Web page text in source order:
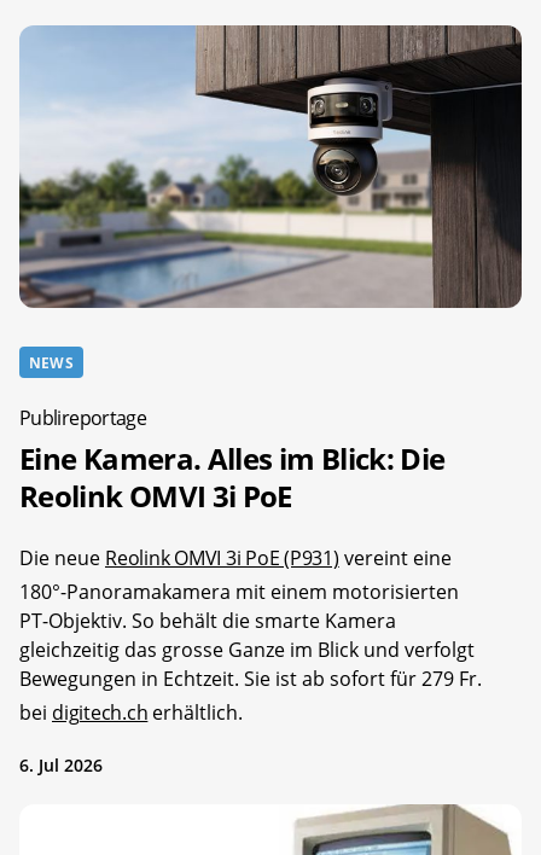
NEWS
Publireportage
Eine Kamera. Alles im Blick: Die
Reolink OMVI 3i PoE
Die neue Reolink OMVI 3i PoE (P931) vereint eine
180°-Panoramakamera mit einem motorisierten
PT-Objektiv. So behält die smarte Kamera
gleichzeitig das grosse Ganze im Blick und verfolgt
Bewegungen in Echtzeit. Sie ist ab sofort für 279 Fr.
bei digitech.ch erhältlich.
6. Jul 2026